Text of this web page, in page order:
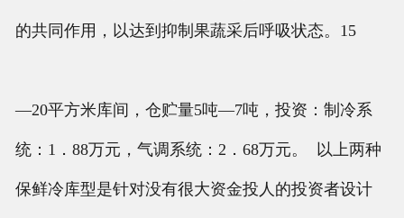
的共同作用，以达到抑制果蔬采后呼吸状态。15
—20平方米库间，仓贮量5吨—7吨，投资：制冷系
统：1．88万元，气调系统：2．68万元。 以上两种
保鲜冷库型是针对没有很大资金投人的投资者设计